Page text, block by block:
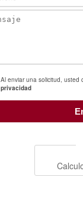
Al enviar una solicitud,
privacidad